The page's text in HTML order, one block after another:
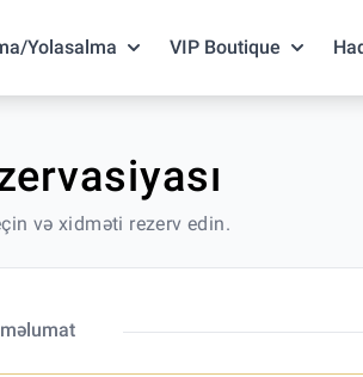
Yolasalma VIP Boutique
və xidməti rezerv edin.